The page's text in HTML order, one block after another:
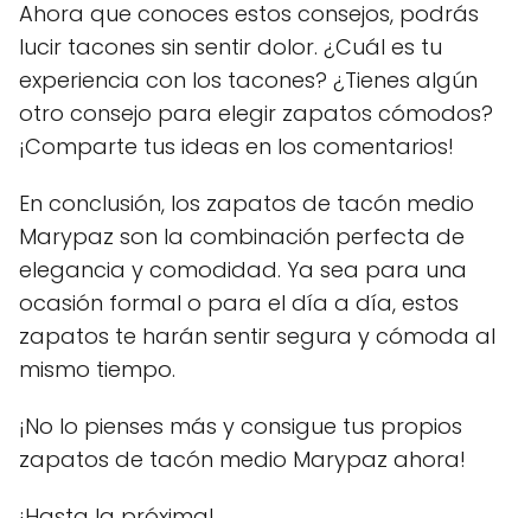
Ahora que conoces estos consejos, podrás
lucir tacones sin sentir dolor. ¿Cuál es tu
experiencia con los tacones? ¿Tienes algún
otro consejo para elegir zapatos cómodos?
¡Comparte tus ideas en los comentarios!
En conclusión, los zapatos de tacón medio
Marypaz son la combinación perfecta de
elegancia y comodidad. Ya sea para una
ocasión formal o para el día a día, estos
zapatos te harán sentir segura y cómoda al
mismo tiempo.
¡No lo pienses más y consigue tus propios
zapatos de tacón medio Marypaz ahora!